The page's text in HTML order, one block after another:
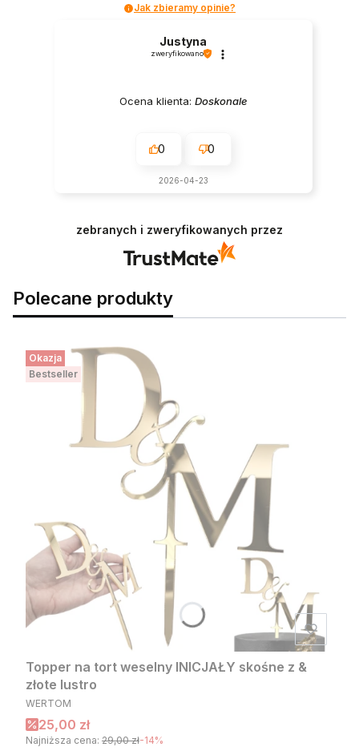
Jak zbieramy opinie?
Justyna
zweryfikowano
Ocena klienta: Doskonale
0 0
2026-04-23
zebranych i zweryfikowanych przez
Polecane produkty
Okazja
Bestseller
Topper na tort weselny INICJAŁY skośne z &
złote lustro
PRODUCENT
WERTOM
Cena promocyjna
25,00 zł
Najniższa cena: 29,00 zł-14%